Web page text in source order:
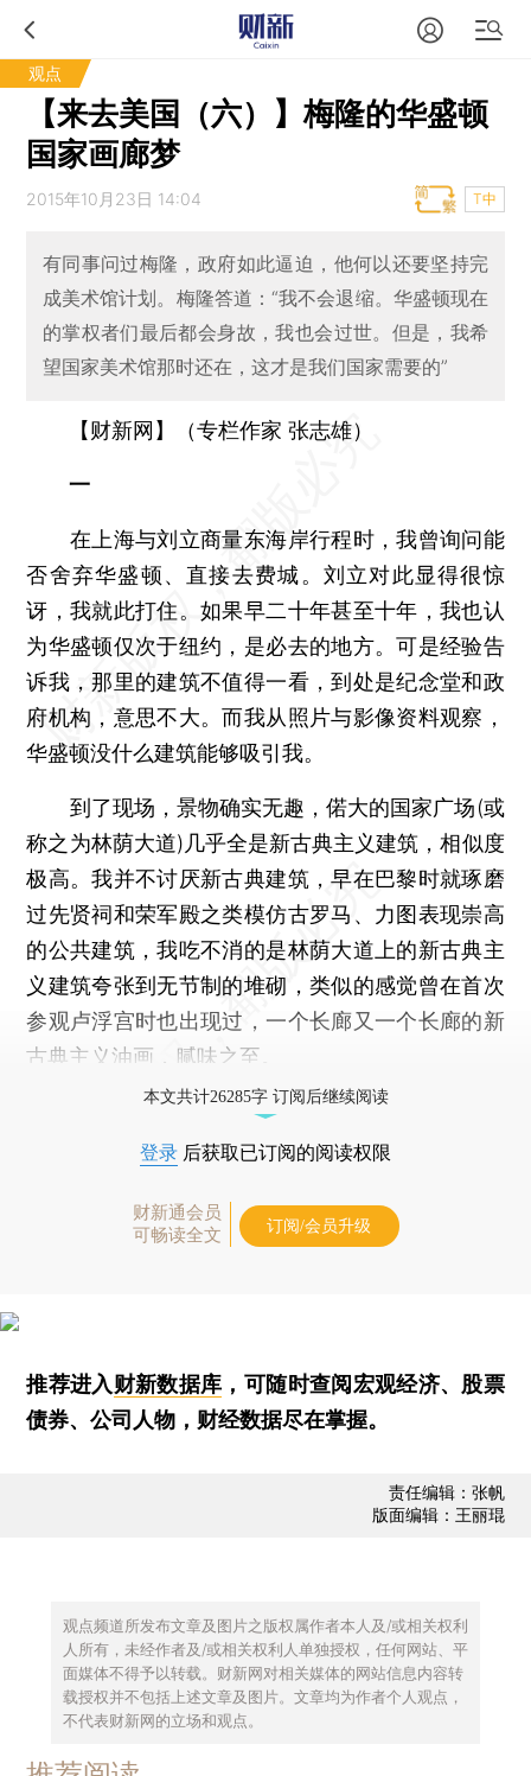
观点
【来去美国（六）】梅隆的华盛顿
国家画廊梦
2015年10月23日 14:04 T中
有同事问过梅隆，政府如此逼迫，他何以还要坚持完
成美术馆计划。梅隆答道：“我不会退缩。华盛顿现在
的掌权者们最后都会身故，我也会过世。但是，我希
望国家美术馆那时还在，这才是我们国家需要的”
【财新网】（专栏作家 张志雄）
一
在上海与刘立商量东海岸行程时，我曾询问能
否舍弃华盛顿、直接去费城。刘立对此显得很惊
讶，我就此打住。如果早二十年甚至十年，我也认
为华盛顿仅次于纽约，是必去的地方。可是经验告
诉我，那里的建筑不值得一看，到处是纪念堂和政
府机构，意思不大。而我从照片与影像资料观察，
华盛顿没什么建筑能够吸引我。
到了现场，景物确实无趣，偌大的国家广场(或
称之为林荫大道)几乎全是新古典主义建筑，相似度
极高。我并不讨厌新古典建筑，早在巴黎时就琢磨
过先贤祠和荣军殿之类模仿古罗马、力图表现崇高
的公共建筑，我吃不消的是林荫大道上的新古典主
义建筑夸张到无节制的堆砌，类似的感觉曾在首次
参观卢浮宫时也出现过，一个长廊又一个长廊的新
古典主义油画，腻味之至。
本文共计26285字 订阅后继续阅读
登录 后获取已订阅的阅读权限
财新通会员
可畅读全文
订阅/会员升级
推荐进入财新数据库 ，可随时查阅宏观经济、股票
债券、公司人物，财经数据尽在掌握。
责任编辑：张帆
版面编辑：王丽琨
观点频道所发布文章及图片之版权属作者本人及/或相关权利
人所有，未经作者及/或相关权利人单独授权，任何网站、平
面媒体不得予以转载。财新网对相关媒体的网站信息内容转
载授权并不包括上述文章及图片。文章均为作者个人观点，
不代表财新网的立场和观点。